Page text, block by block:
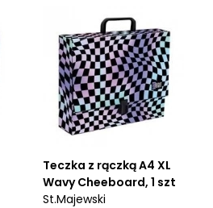
Teczka z rączką A4 XL
Wavy Cheeboard, 1 szt
St.Majewski